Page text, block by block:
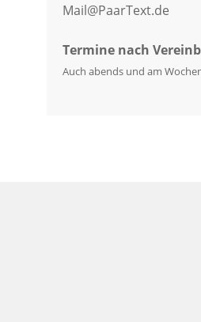
Mail@PaarText.de
Termine nach
Auch abends und am